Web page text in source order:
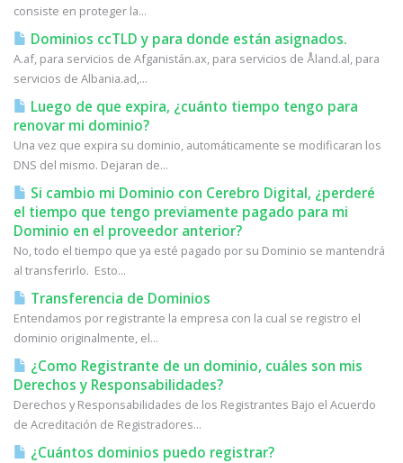
consiste en proteger la...
Dominios ccTLD y para donde están asignados.
A.af, para servicios de Afganistán.ax, para servicios de Åland.al, para
servicios de Albania.ad,...
Luego de que expira, ¿cuánto tiempo tengo para
renovar mi dominio?
Una vez que expira su dominio, automáticamente se modificaran los
DNS del mismo. Dejaran de...
Si cambio mi Dominio con Cerebro Digital, ¿perderé
el tiempo que tengo previamente pagado para mi
Dominio en el proveedor anterior?
No, todo el tiempo que ya esté pagado por su Dominio se mantendrá
al transferirlo. Esto...
Transferencia de Dominios
Entendamos por registrante la empresa con la cual se registro el
dominio originalmente, el...
¿Como Registrante de un dominio, cuáles son mis
Derechos y Responsabilidades?
Derechos y Responsabilidades de los Registrantes Bajo el Acuerdo
de Acreditación de Registradores...
¿Cuántos dominios puedo registrar?